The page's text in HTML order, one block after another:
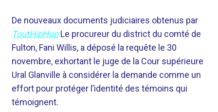
De nouveaux documents judiciaires obtenus par
ToutHipHopLe procureur du district du comté de
Fulton, Fani Willis, a déposé la requête le 30
novembre, exhortant le juge de la Cour supérieure
Ural Glanville à considérer la demande comme un
effort pour protéger l’identité des témoins qui
témoignent.